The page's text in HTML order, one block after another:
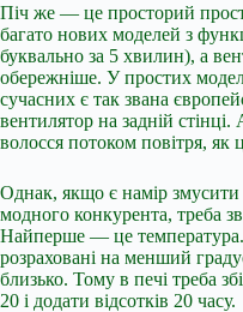
Піч же — це просторий
багато нових моделей з
буквально за 5 хвилин), а
обережніше. У простих
сучасних є так звана
вентилятор на задній
волосся потоком повітря, як
Однак, якщо є намір змусити
модного конкурента, треба
Найперше — це температура.
розраховані на менший
близько. Тому в печі треба
20 і додати відсотків 20 часу.